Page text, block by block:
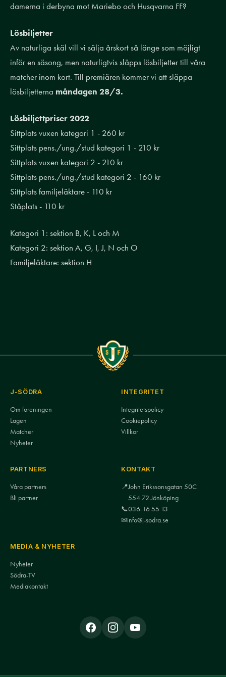
damerna i derbyna mot Mariebo och Husqvarna FF?
Lösbiljetter
Av naturliga skäl vill vi sälja årskort så länge som möjligt
inför en säsong, men naturligtvis släpps lösbiljetter till våra
matcher inom kort. Till premiären kommer vi att släppa
lösbiljetterna måndagen 28/3.
Lösbiljettpriser 2022
Sittplats vuxen kategori 1 - 260 kr
Sittplats pens./ung./stud kategori 1 - 210 kr
Sittplats vuxen kategori 2 - 210 kr
Sittplats pens./ung./stud kategori 2 - 160 kr
Sittplats familjeläktare - 110 kr
Ståplats - 110 kr
Kategori 1: sektion B, K, L och M
Kategori 2: sektion A, G, I, J, N och O
Familjeläktare: sektion H
J-SÖDRA
Om föreningen
Lagen
Matcher
Nyheter
INTEGRITET
Integritetspolicy
Cookiepolicy
Villkor
PARTNERS
Våra partners
Bli partner
KONTAKT
📍John Erikssonsgatan 50C
554 72 Jönköping
📞036-16 55 13
✉info@j-sodra.se
MEDIA & NYHETER
Nyheter
Södra-TV
Mediakontakt